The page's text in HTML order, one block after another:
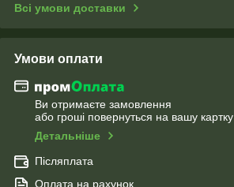
Всі умови доставки
Умови оплати
Ви отримаєте замовлення
або гроші повернуться на вашу картку
Детальніше
Післяплата
Оплата на рахунок